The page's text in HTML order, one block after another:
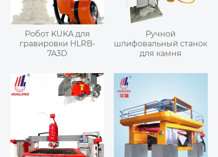
Робот KUKA для
гравировки HLRB-
7A3D
Ручной
шлифовальный станок
для камня